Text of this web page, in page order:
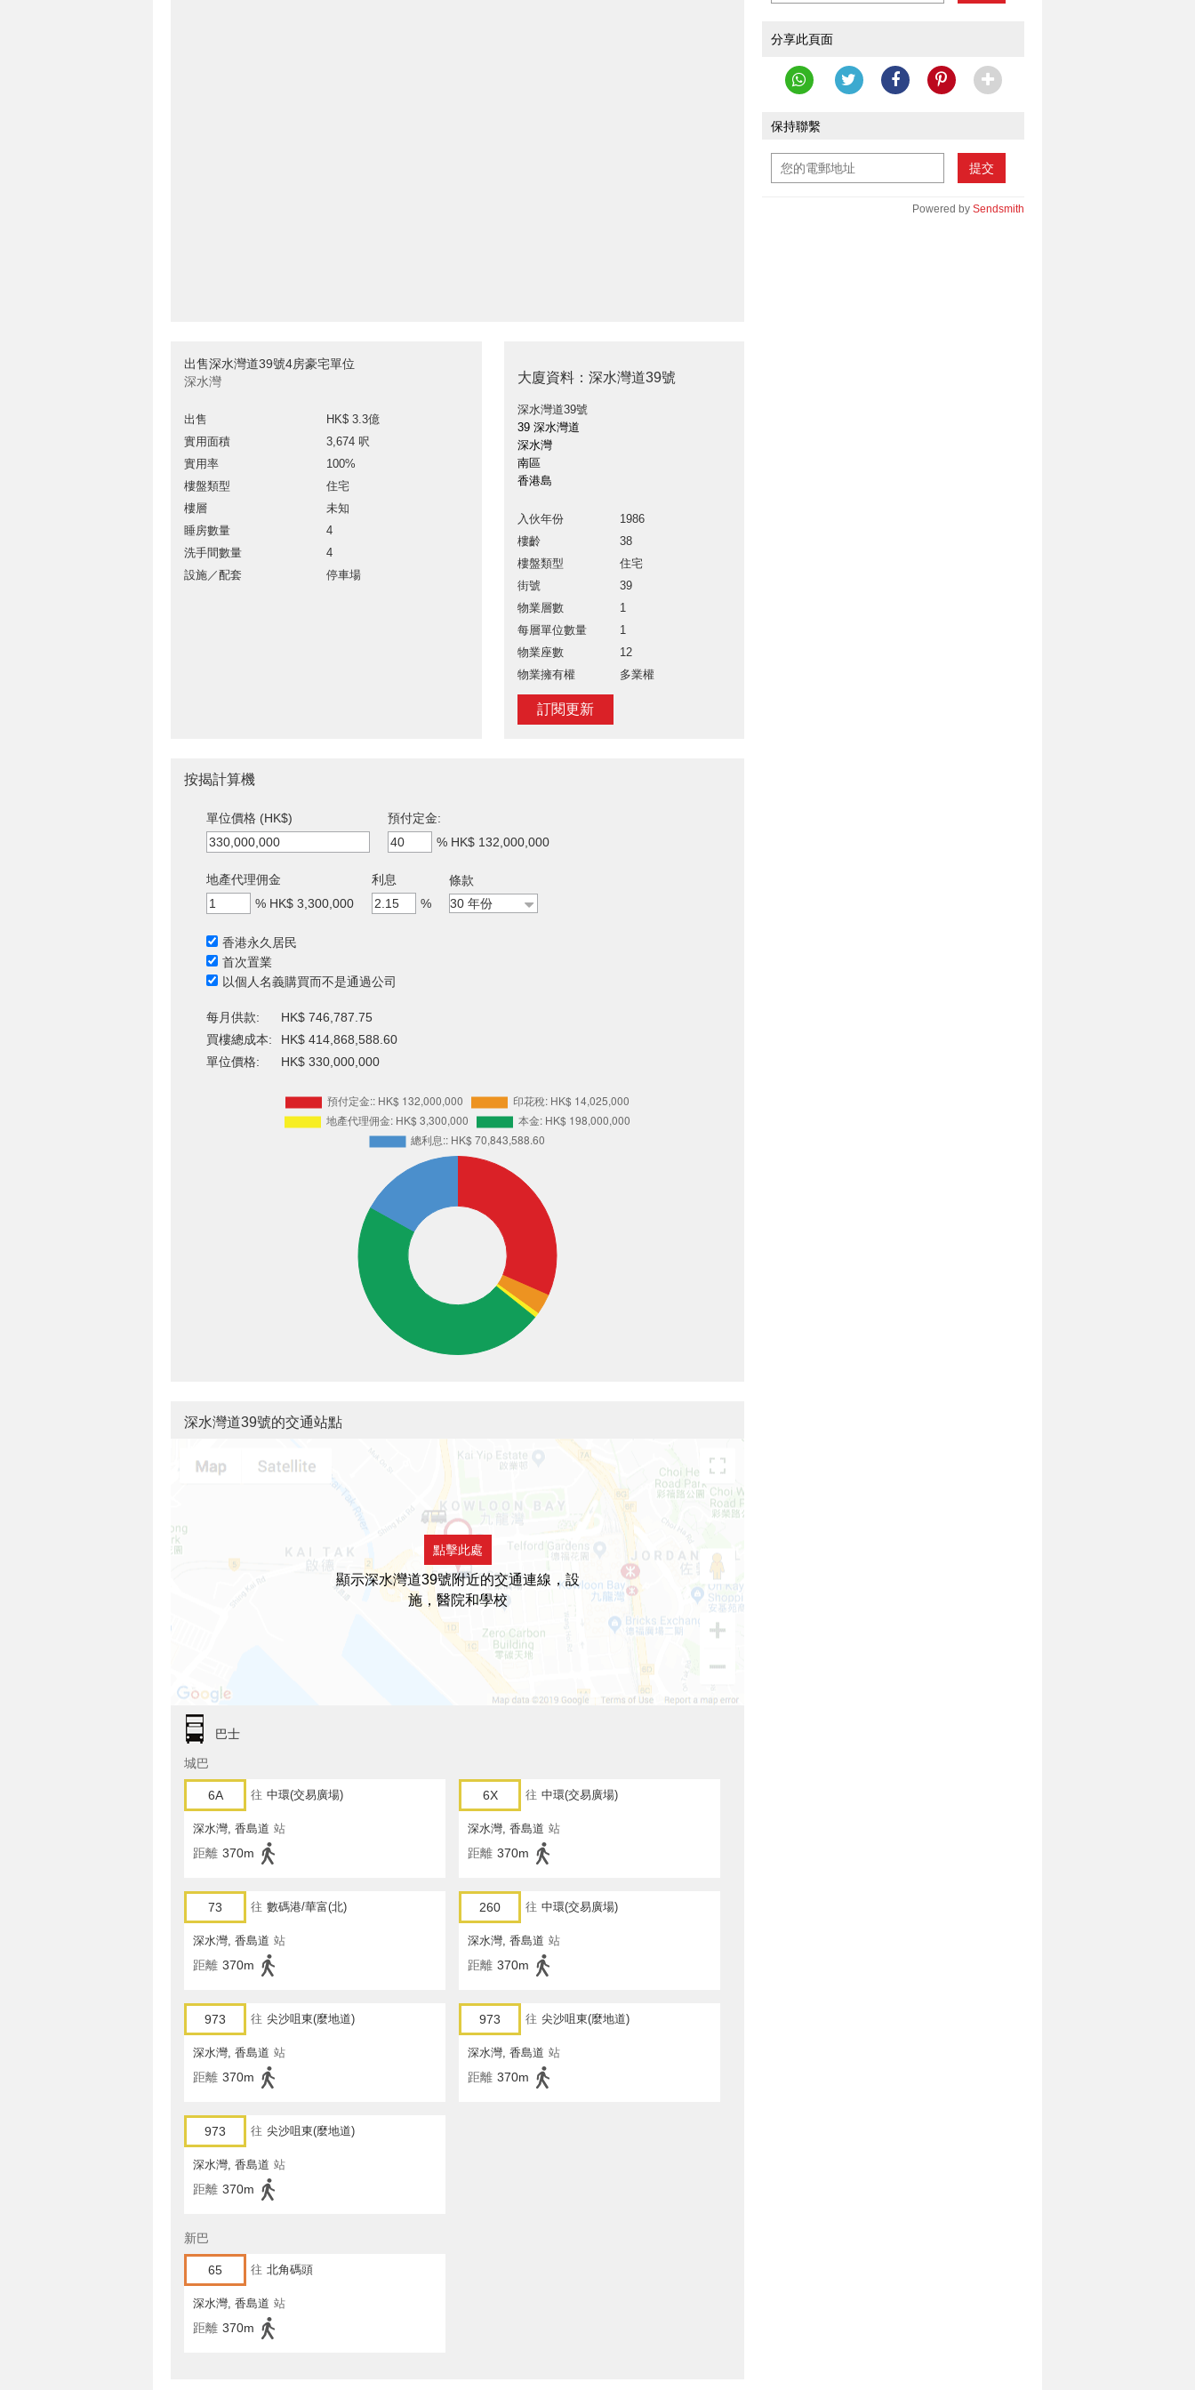
出售深水灣道39號4房豪宅單位
深水灣
出售
HK$ 3.3億
實用面積
3,674 呎
實用率
100%
樓盤類型
住宅
樓層
未知
睡房數量
4
洗手間數量
4
設施／配套
停車場
大廈資料：深水灣道39號
深水灣道39號
39 深水灣道
深水灣
南區
香港島
入伙年份
1986
樓齡
38
樓盤類型
住宅
街號
39
物業層數
1
每層單位數量
1
物業座數
12
物業擁有權
多業權
訂閱更新
分享此頁面
保持聯繫
提交
Powered by Sendsmith
按揭計算機
單位價格 (HK$)
預付定金:
% HK$ 132,000,000
地產代理佣金
% HK$ 3,300,000
利息
%
條款
香港永久居民
首次置業
以個人名義購買而不是通過公司
每月供款:
HK$ 746,787.75
買樓總成本:
HK$ 414,868,588.60
單位價格:
HK$ 330,000,000
深水灣道39號的交通站點
點擊此處
顯示深水灣道39號附近的交通連線，設
施，醫院和學校
巴士
城巴
6A 往 中環(交易廣場)
深水灣, 香島道 站
距離 370m
6X 往 中環(交易廣場)
深水灣, 香島道 站
距離 370m
73 往 數碼港/華富(北)
深水灣, 香島道 站
距離 370m
260 往 中環(交易廣場)
深水灣, 香島道 站
距離 370m
973 往 尖沙咀東(麼地道)
深水灣, 香島道 站
距離 370m
973 往 尖沙咀東(麼地道)
深水灣, 香島道 站
距離 370m
973 往 尖沙咀東(麼地道)
深水灣, 香島道 站
距離 370m
新巴
65 往 北角碼頭
深水灣, 香島道 站
距離 370m